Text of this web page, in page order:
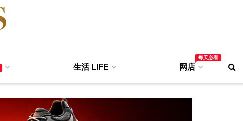
生活 LIFE 网店
每天必看